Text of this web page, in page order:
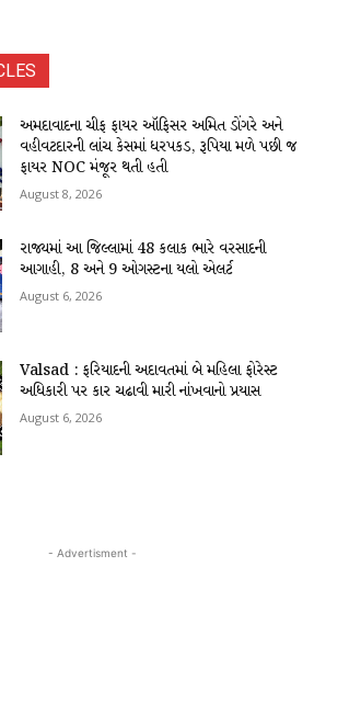
અમદાવાદના ચીફ ફાયર ઑફિસર અમિત ડોંગરે અને
વહીવટદારની લાંચ કેસમાં ધરપકડ, રૂપિયા મળે પછી જ
ફાયર NOC મંજૂર થતી હતી
August 8, 2026
રાજ્યમાં આ જિલ્લામાં 48 કલાક ભારે વરસાદની
આગાહી, 8 અને 9 ઓગસ્ટના યલો એલર્ટ
August 6, 2026
Valsad : ફરિયાદની અદાવતમાં બે મહિલા ફોરેસ્ટ
અધિકારી પર કાર ચઢાવી મારી નાંખવાનો પ્રયાસ
August 6, 2026
- Advertisment -